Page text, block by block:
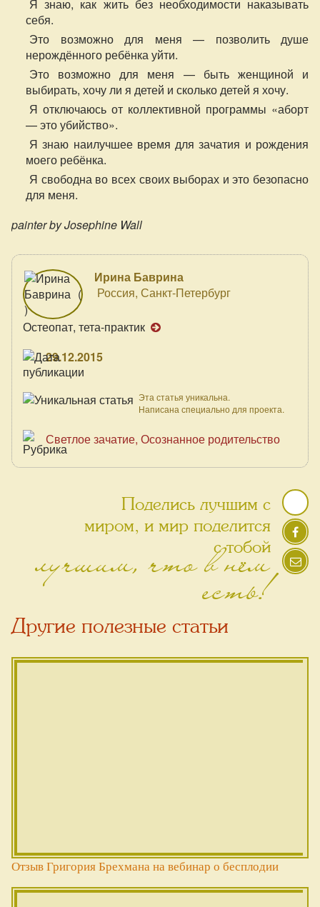
Я знаю, как жить без необходимости наказывать
себя.
Это возможно для меня — позволить душе
нерождённого ребёнка уйти.
Это возможно для меня — быть женщиной и
выбирать, хочу ли я детей и сколько детей я хочу.
Я отключаюсь от коллективной программы «аборт
— это убийство».
Я знаю наилучшее время для зачатия и рождения
моего ребёнка.
Я свободна во всех своих выборах и это безопасно
для меня.
painter by Josephine Wall
Ирина Баврина
Россия, Санкт-Петербург
Остеопат, тета-практик
29.12.2015
Эта статья уникальна.
Написана специально для проекта.
Светлое зачатие Осознанное родительство
Поделись лучшим с
миром, и мир поделится
с тобой
лучшим, что в нём
есть!
Другие полезные статьи
Отзыв Григория Брехмана на вебинар о бесплодии